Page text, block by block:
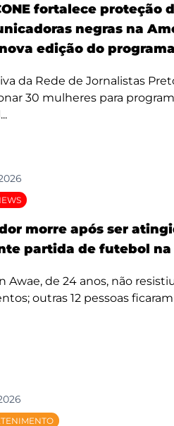
fortalece proteção
negras na
edição do programa
da Rede de Jornalistas
30 mulheres para
morre após ser
partida de futebol na
Awae, de 24 anos, não
outras 12 pessoas ficaram